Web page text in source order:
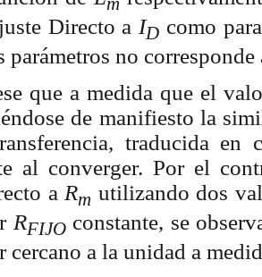
Directo a ID como
parámetros no
que a medida que el
de manifiesto la
traducida en
al converger. Por el
a Rm utilizando dos
RFIJO constante, se
cercano a la unidad a